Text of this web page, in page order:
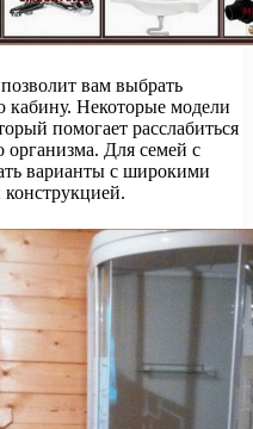
вам выбрать
Некоторые модели
помогает расслабиться
организма. Для семей с
варианты с широкими